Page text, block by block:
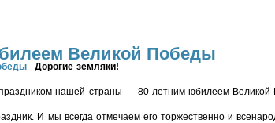
Великой Победы
Дорогие земляки!
нашей страны — 80-летним юбилеем
И мы всегда отмечаем его торжественно и